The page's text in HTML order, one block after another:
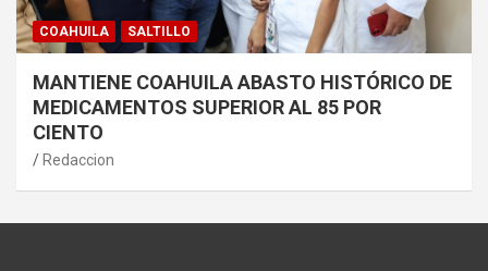
COAHUILA SALTILLO
MANTIENE COAHUILA ABASTO HISTÓRICO DE
MEDICAMENTOS SUPERIOR AL 85 POR
CIENTO
Redaccion